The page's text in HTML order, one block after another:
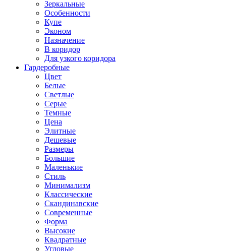
Зеркальные
Особенности
Купе
Эконом
Назначение
В коридор
Для узкого коридора
Гардеробные
Цвет
Белые
Светлые
Серые
Темные
Цена
Элитные
Дешевые
Размеры
Большие
Маленькие
Стиль
Минимализм
Классические
Скандинавские
Современные
Форма
Высокие
Квадратные
Угловые